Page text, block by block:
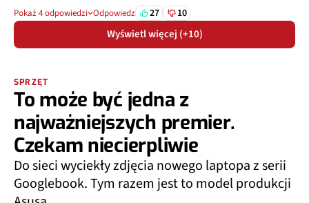
Pokaż 4 odpowiedzi Odpowiedz 27 10
Wyświetl więcej (+10)
SPRZĘT
To może być jedna z
najważniejszych premier.
Czekam niecierpliwie
Do sieci wyciekły zdjęcia nowego laptopa z serii
Googlebook. Tym razem jest to model produkcji